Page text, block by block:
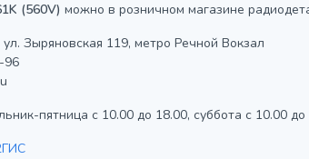
(560V) можно в розничном магазине
ул. Зыряновская 119, метро Речной Вокзал
96
пятница с 10.00 до 18.00, суббота с 10.00